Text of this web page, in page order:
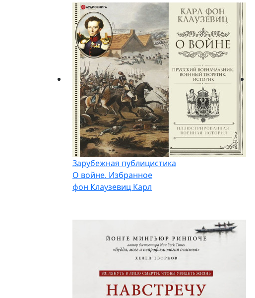
Зарубежная публицистика
О войне. Избранное
фон Клаузевиц Карл